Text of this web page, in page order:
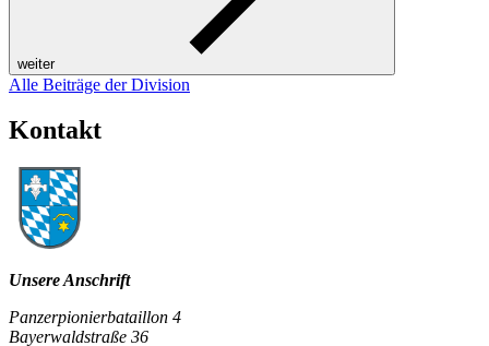
weiter
Alle Beiträge der Division
Kontakt
Unsere Anschrift
Panzerpionierbataillon 4
Bayerwaldstraße 36